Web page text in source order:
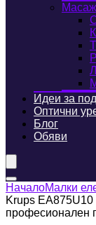
Идеи за
Оптични
Блог
Обяви
НачалоМалки
Krups
професионален